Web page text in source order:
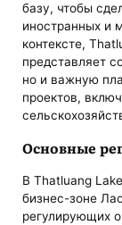
базу, чтобы
иностранных и
контексте,
представляет
но и важную
проектов,
Основные
В Thatluang
бизнес-зоне
регулирующих